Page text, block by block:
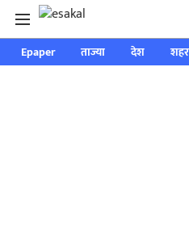
Epaper ताज्या देश शहर